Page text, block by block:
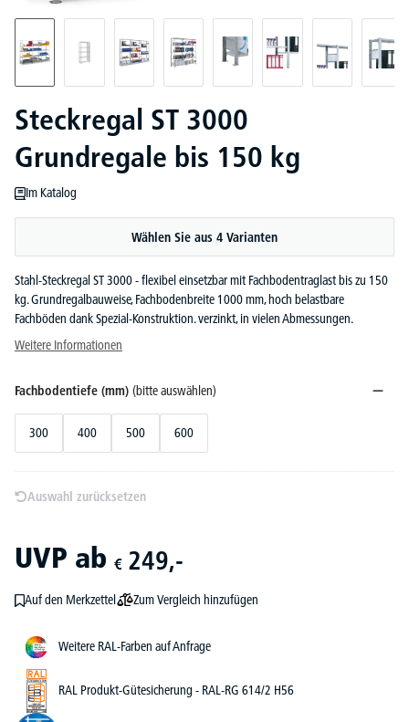
Steckregal ST 3000
Grundregale bis 150 kg
Im Katalog
Wählen Sie aus 4 Varianten
Stahl-Steckregal ST 3000 - flexibel einsetzbar mit Fachbodentraglast bis zu 150
kg. Grundregalbauweise, Fachbodenbreite 1000 mm, hoch belastbare
Fachböden dank Spezial-Konstruktion. verzinkt, in vielen Abmessungen.
Weitere Informationen
Fachbodentiefe (mm) (bitte auswählen)
300 400 500 600
Auswahl zurücksetzen
UVP ab € 249,-
Auf den Merkzettel Zum Vergleich hinzufügen
Weitere RAL-Farben auf Anfrage
RAL Produkt-Gütesicherung - RAL-RG 614/2 H56